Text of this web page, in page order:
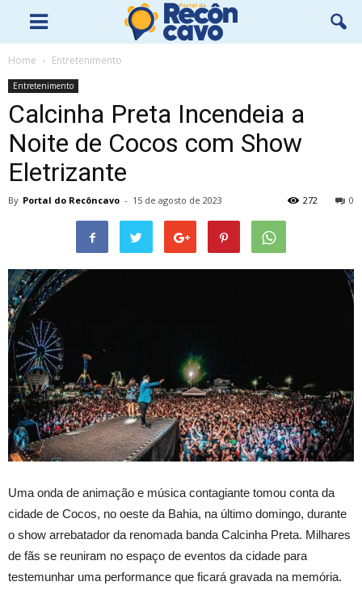
Home Entretenimento
Entretenimento
Calcinha Preta Incendeia a
Noite de Cocos com Show
Eletrizante
By Portal do Recôncavo - 15 de agosto de 2023 0
272
Uma onda de animação e música contagiante tomou conta da
cidade de Cocos, no oeste da Bahia, na último domingo, durante
o show arrebatador da renomada banda Calcinha Preta. Milhares
de fãs se reuniram no espaço de eventos da cidade para
testemunhar uma performance que ficará gravada na memória.